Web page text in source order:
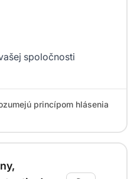
spoločnosti
princípom hlásenia